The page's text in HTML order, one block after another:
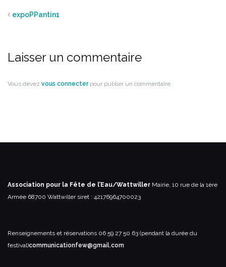
expoPPantin1
Laisser un commentaire
Vous devez vous connecterpour publier un commentaire.
Association pour la Fête de l’Eau/Wattwiller Mairie, 10 rue de la 1ère
Armée 68700 Wattwillersiret : 42176964700023
Renseignements et réservations 06 59 27 50 63 (pendant la durée du
festival)communicationfew@gmail.com